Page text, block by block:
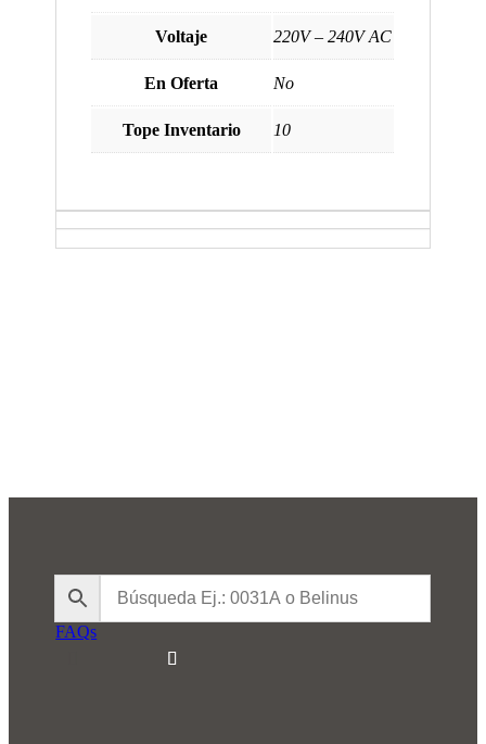
Voltaje 220V – 240V AC
En Oferta No
Tope Inventario 10
FAQs